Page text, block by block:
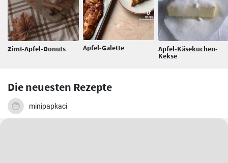
Zimt-Apfel-Donuts Apfel-Galette Apfel-Käsekuchen-
Kekse
Die neuesten Rezepte
minipapkaci